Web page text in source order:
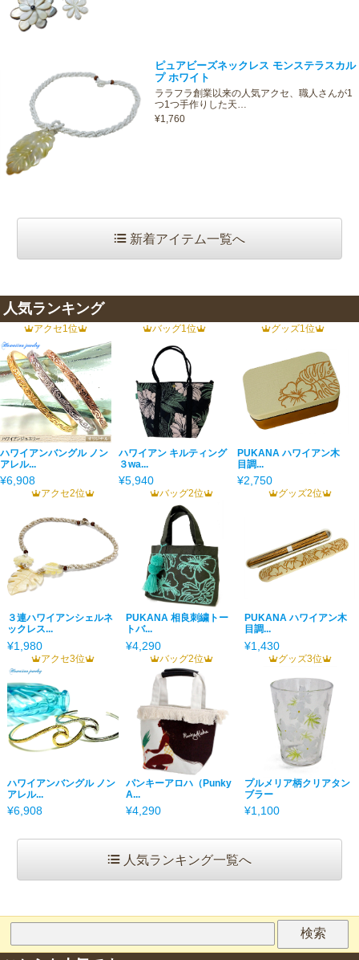
ピュアビーズネックレス モンステラスカル
プ ホワイト
ララフラ創業以来の人気アクセ、職人さんが1
つ1つ手作りした天…
¥1,760
新着アイテム一覧へ
人気ランキング
アクセ1位
ハワイアンバングル ノン
アレル...
¥6,908
バッグ1位
ハワイアン キルティング
３wa...
¥5,940
グッズ1位
PUKANA ハワイアン木
目調...
¥2,750
アクセ2位
３連ハワイアンシェルネ
ックレス...
¥1,980
バッグ2位
PUKANA 相良刺繍トー
トバ...
¥4,290
グッズ2位
PUKANA ハワイアン木
目調...
¥1,430
アクセ3位
ハワイアンバングル ノン
アレル...
¥6,908
バッグ2位
パンキーアロハ（Punky
A...
¥4,290
グッズ3位
プルメリア柄クリアタン
ブラー
¥1,100
人気ランキング一覧へ